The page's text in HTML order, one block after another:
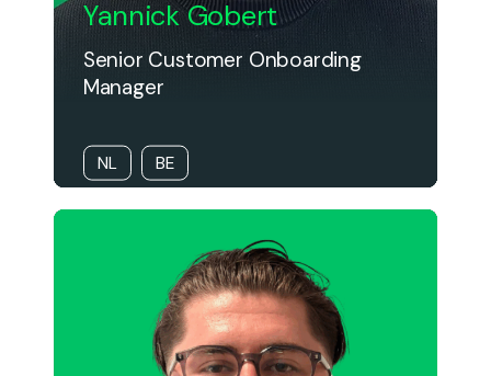
Yannick Gobert
Senior Customer Onboarding
Manager
NL BE